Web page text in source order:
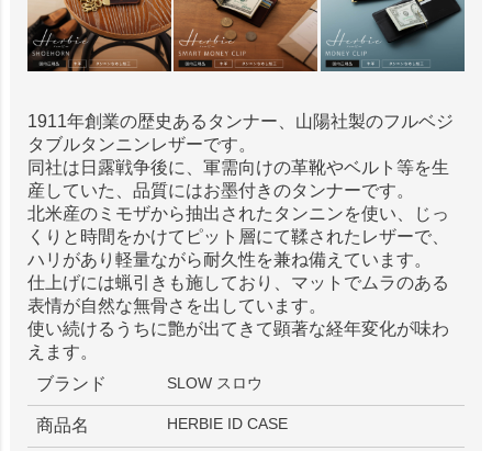
1911年創業の歴史あるタンナー、山陽社製のフルベジ
タブルタンニンレザーです。
同社は日露戦争後に、軍需向けの革靴やベルト等を生
産していた、品質にはお墨付きのタンナーです。
北米産のミモザから抽出されたタンニンを使い、じっ
くりと時間をかけてピット層にて鞣されたレザーで、
ハリがあり軽量ながら耐久性を兼ね備えています。
仕上げには蝋引きも施しており、マットでムラのある
表情が自然な無骨さを出しています。
使い続けるうちに艶が出てきて顕著な経年変化が味わ
えます。
ブランド
SLOW スロウ
商品名 HERBIE ID CASE